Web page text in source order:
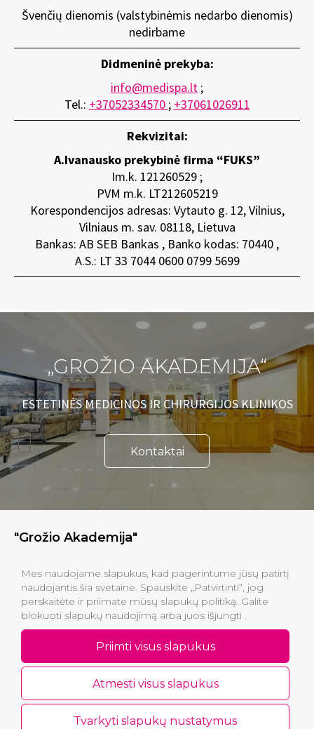
Švenčių dienomis (valstybinėmis nedarbo dienomis)
nedirbame
Didmeninė prekyba:
info@medispa.lt ;
Tel.: +37052334570 ; +37061026911
Rekvizitai:
A.Ivanausko prekybinė firma “FUKS”
Im.k. 121260529 ;
PVM m.k. LT212605219
Korespondencijos adresas: Vytauto g. 12, Vilnius,
Vilniaus m. sav. 08118, Lietuva
Bankas: AB SEB Bankas , Banko kodas: 70440 ,
A.S.: LT 33 7044 0600 0799 5699
„GROŽIO AKADEMIJA“
ESTETINĖS MEDICINOS IR CHIRURGIJOS KLINIKOS
Kontaktai
"Grožio Akademija"
Klinikos
Informacija pirkėjams
Mes naudojame slapukus, kad pagerintume jūsų patirtį
naudojantis šia svetaine. Spauskite „Patvirtinti“, jog
perskaitėte ir priimate mūsų slapukų politiką. Galite
blokuoti slapukų naudojimą arba juos išjungti .
Priimti visus slapukus
Atmesti visus slapukus
Tvarkyti slapukų nustatymus